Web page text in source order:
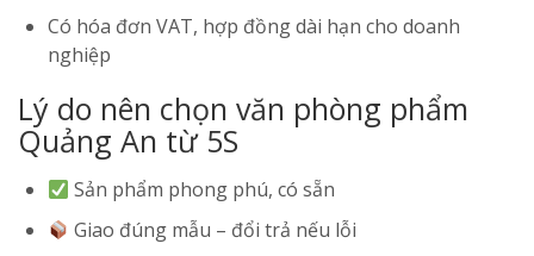
Có hóa đơn VAT, hợp đồng dài hạn cho doanh
nghiệp
Lý do nên chọn văn phòng phẩm
Quảng An từ 5S
Sản phẩm phong phú, có sẵn
Giao đúng mẫu – đổi trả nếu lỗi